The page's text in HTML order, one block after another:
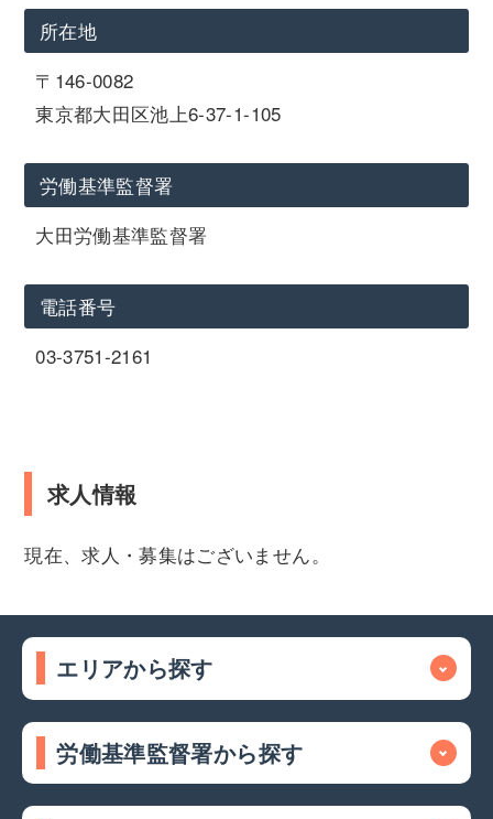
所在地
〒146-0082
東京都大田区池上6-37-1-105
労働基準監督署
大田労働基準監督署
電話番号
03-3751-2161
求人情報
現在、求人・募集はございません。
エリアから探す
労働基準監督署から探す